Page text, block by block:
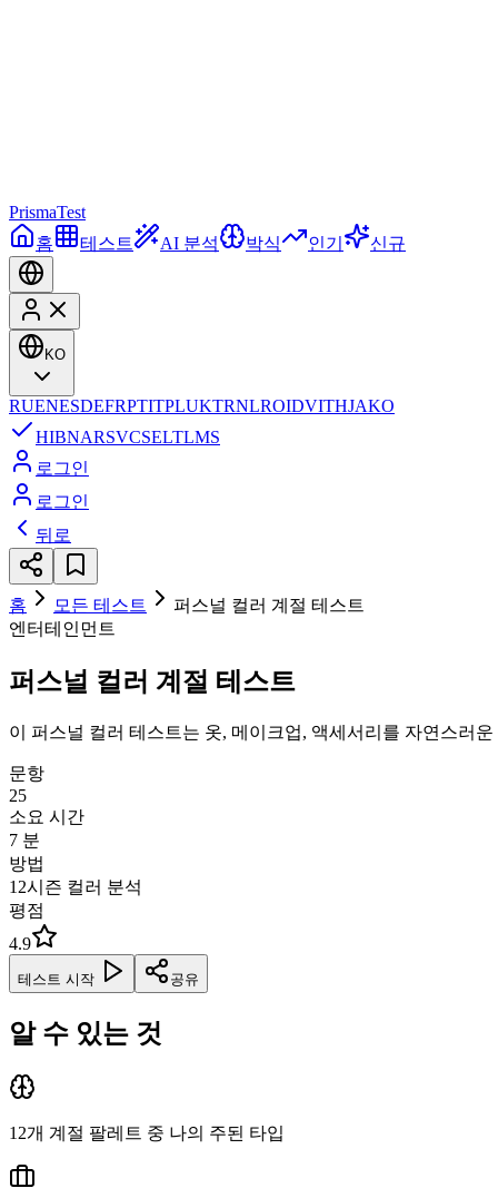
PrismaTest
홈
테스트 AI 분석 박식 인기 신규
KO
RUENESDEFRPTITPLUKTRNLROIDVITHJAKO
HIBNARSVCSELTLMS
로그인
로그인
뒤로
홈 모든 테스트
퍼스널 컬러 계절 테스트
엔터테인먼트
퍼스널 컬러 계절 테스트
이 퍼스널 컬러 테스트는 옷, 메이크업, 액세서리를 자연스러
문항
25
소요 시간
7 분
방법
12시즌 컬러 분석
평점
4.9
테스트 시작 공유
알 수 있는 것
12개 계절 팔레트 중 나의 주된 타입